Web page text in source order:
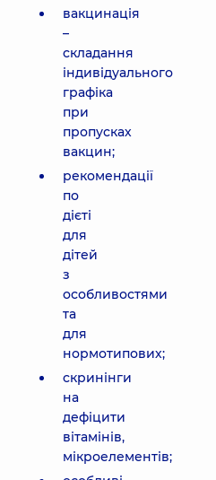
вакцинація
–
складання
індивідуального
графіка
при
пропусках
вакцин;
рекомендації
по
дієті
для
дітей
з
особливостями
та
для
нормотипових;
скринінги
на
дефіцити
вітамінів,
мікроелементів;